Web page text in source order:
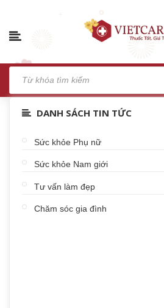
DANH SÁCH TIN TỨC
Sức khỏe Phụ nữ
Sức khỏe Nam giới
Tư vấn làm đẹp
Chăm sóc gia đình